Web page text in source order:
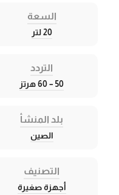
السعة
20 لتر
التردد
50 – 60 هرتز
بلد المنشأ
الصين
التصنيف
أجهزة صغيرة